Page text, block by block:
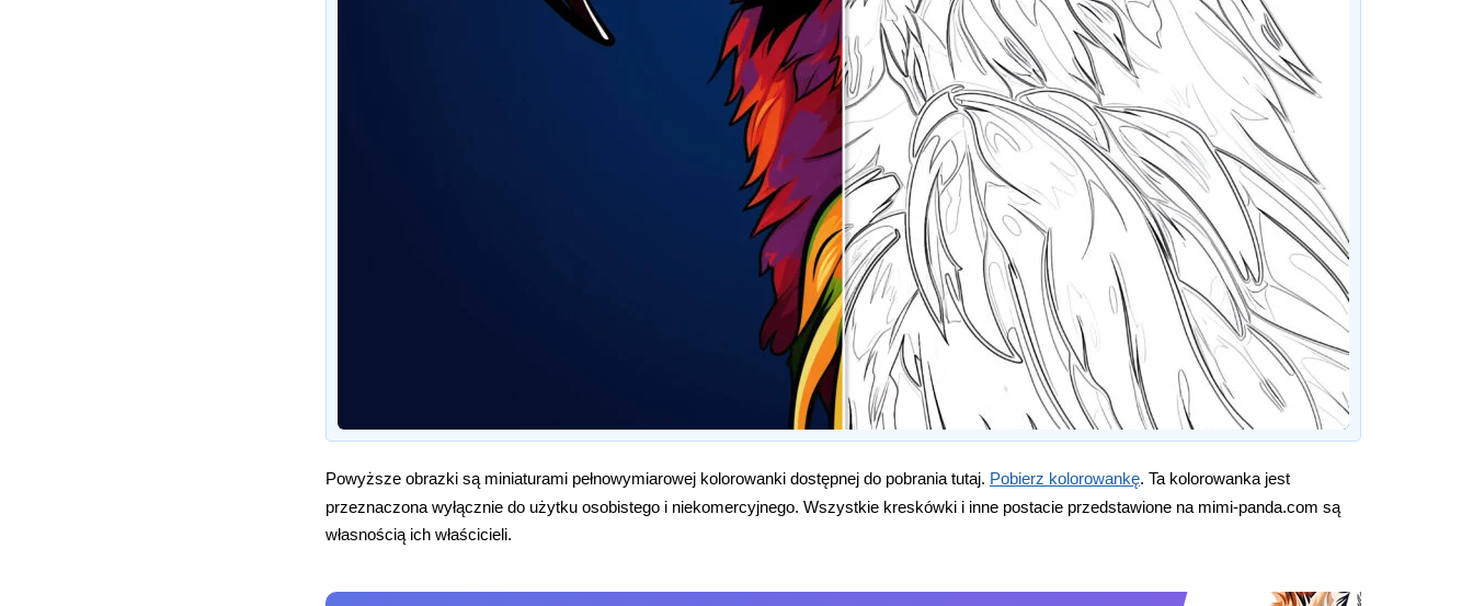
Powyższe obrazki są miniaturami pełnowymiarowej kolorowanki dostępnej do pobrania tutaj. Pobierz kolorowankę. Ta kolorowanka jest
przeznaczona wyłącznie do użytku osobistego i niekomercyjnego. Wszystkie kreskówki i inne postacie przedstawione na mimi-panda.com są
własnością ich właścicieli.